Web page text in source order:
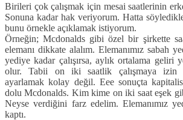
Birileri çok çalışmak için mesai saatlerinin
Sonuna kadar hak veriyorum. Hatta
bunu örnekle açıklamak istiyorum.
Örneğin; Mcdonalds gibi özel bir şirkette
elemanı dikkate alalım. Elemanımız sabah
yediye kadar çalışırsa, aylık ortalama
olur. Tabii on iki saatlik çalışmaya izin
ayarlamak kolay değil. Eee sonuçta
dolu Mcdonalds. Kim kime on iki saat eşek
Neyse verdiğini farz edelim. Elemanımız
kaptı.